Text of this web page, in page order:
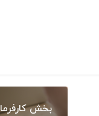
بخش کارفرما